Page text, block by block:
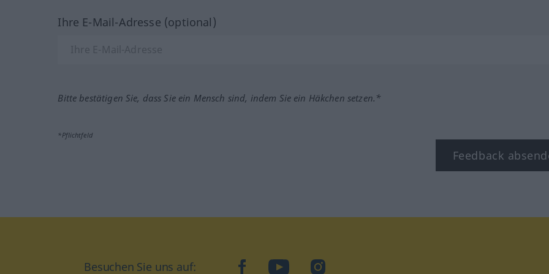
Ihre E-Mail-Adresse (optional)
Bitte bestätigen Sie, dass Sie ein Mensch sind, indem Sie ein Häkchen setzen.*
*Pflichtfeld
Feedback
Besuchen Sie uns auf: facebookYouTubeInstagram